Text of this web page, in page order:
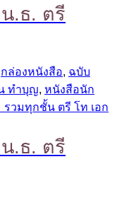
.ธ. ตรี
กล่องหนังสือ, ฉบับ
ทำบุญ, หนังสือนัก
วมทุกชั้น ตรี โท เอก
.ธ. ตรี